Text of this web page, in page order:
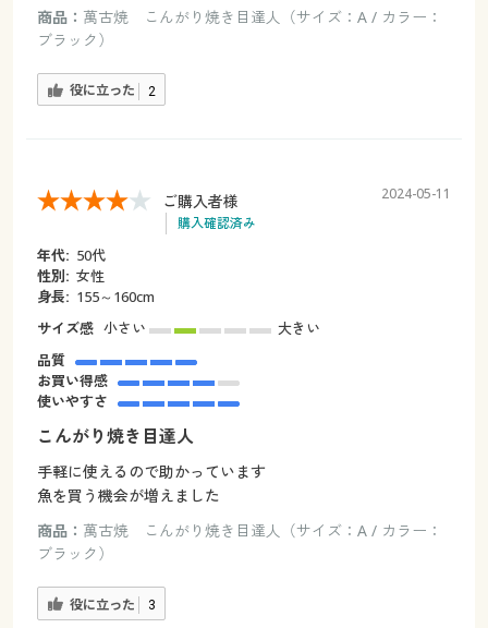
商品： 萬古焼 こんがり焼き目達人（サイズ：A / カラー：
ブラック）
役に立った 2
ご購入者様
購入確認済み
2024-05-11
年代: 50代
性別: 女性
身長: 155～160cm
サイズ感 小さい
大きい
品質
お買い得感
使いやすさ
こんがり焼き目達人
手軽に使えるので助かっています
魚を買う機会が増えました
商品： 萬古焼 こんがり焼き目達人（サイズ：A / カラー：
ブラック）
役に立った 3